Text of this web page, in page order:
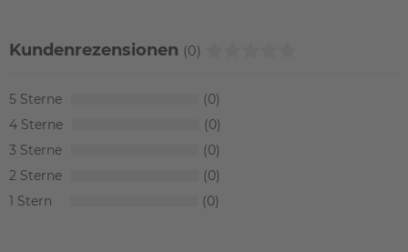
Kundenrezensionen (0)
5
0
4
0
3
0
2
0
1
0